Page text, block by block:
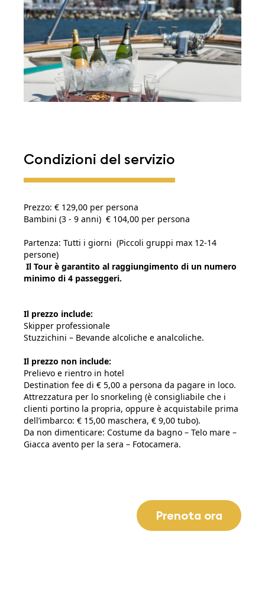
Condizioni del servizio
Prezzo: € 129,00 per persona
Bambini (3 - 9 anni) € 104,00 per persona
Partenza: Tutti i giorni (Piccoli gruppi max 12-14
persone)
Il Tour è garantito al raggiungimento di un numero
minimo di 4 passeggeri.
Il prezzo include:
Skipper professionale
Stuzzichini – Bevande alcoliche e analcoliche.
Il prezzo non include:
Prelievo e rientro in hotel
Destination fee di € 5,00 a persona da pagare in loco.
Attrezzatura per lo snorkeling (è consigliabile che i
clienti portino la propria, oppure è acquistabile prima
dell’imbarco: € 15,00 maschera, € 9,00 tubo).
Da non dimenticare: Costume da bagno – Telo mare –
Giacca avento per la sera – Fotocamera.
Prenota ora